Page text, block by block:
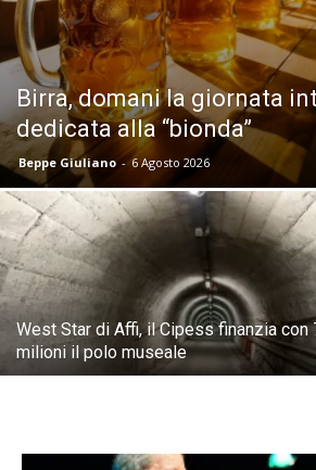
Birra, domani la giornata
dedicata alla “bionda”
Beppe Giuliano - 6 Agosto 2026
West Star di Affi, il Cipess finanzia con
milioni il polo museale